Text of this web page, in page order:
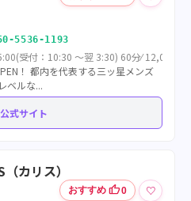
5536-1193
受付：10:30 ～翌 3:30) 60分⁄ 12,000円
！ 都内を代表する三ッ星メンズ
ベルな...
公式サイト
カリス）
おすすめ thumb_up0 ♡